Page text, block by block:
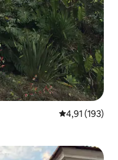
4,91 de uma
4,91 (193)